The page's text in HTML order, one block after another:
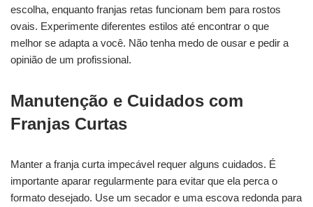
escolha, enquanto franjas retas funcionam bem para rostos
ovais. Experimente diferentes estilos até encontrar o que
melhor se adapta a você. Não tenha medo de ousar e pedir a
opinião de um profissional.
Manutenção e Cuidados com
Franjas Curtas
Manter a franja curta impecável requer alguns cuidados. É
importante aparar regularmente para evitar que ela perca o
formato desejado. Use um secador e uma escova redonda para